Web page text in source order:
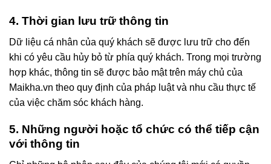
4. Thời gian lưu trữ thông tin
Dữ liệu cá nhân của quý khách sẽ được lưu trữ cho đến
khi có yêu cầu hủy bỏ từ phía quý khách. Trong mọi trường
hợp khác, thông tin sẽ được bảo mật trên máy chủ của
Maikha.vn theo quy định của pháp luật và nhu cầu thực tế
của việc chăm sóc khách hàng.
5. Những người hoặc tổ chức có thể tiếp cận
với thông tin